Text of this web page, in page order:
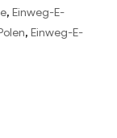
, Einweg-E-
, Einweg-E-